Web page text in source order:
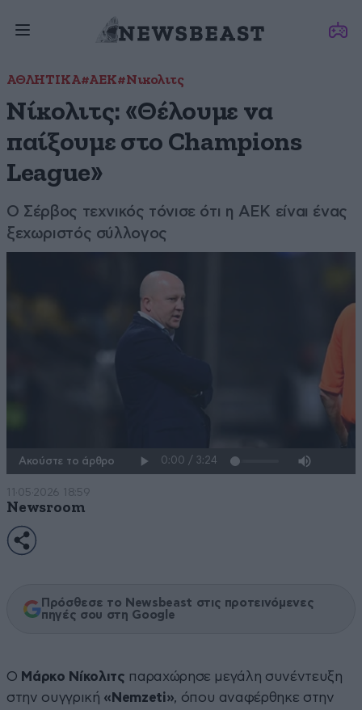
ΑΘΛΗΤΙΚΑ#ΑΕΚ#Νικολιτς
Νίκολιτς: «Θέλουμε να
παίξουμε στο Champions
League»
Ο Σέρβος τεχνικός τόνισε ότι η AEK είναι ένας
ξεχωριστός σύλλογος
Ακούστε το άρθρο
11·05·2026 18:59
Newsroom
Πρόσθεσε το Newsbeast στις προτεινόμενες
πηγές σου στη Google
Ο Μάρκο Νίκολιτς παραχώρησε μεγάλη συνέντευξη
στην ουγγρική «Nemzeti», όπου αναφέρθηκε στην